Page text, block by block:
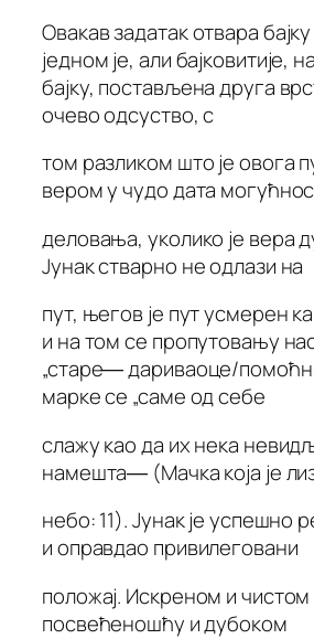
Овакав задатак отвара
једном је, али бајковитије,
бајку, постављена друга
очево одсуство, с
том разликом што је овога
вером у чудо дата
деловања, уколико је вера
Јунак стварно не одлази на
пут, његов је пут усмерен
и на том се пропутовању
„старе― дариваоце/
марке се „саме од себе
слажу као да их нека
намешта― (Мачка која је
небо: 11). Јунак је успешно
и оправдао привилеговани
положај. Искреном и
посвећеношћу и дубоком